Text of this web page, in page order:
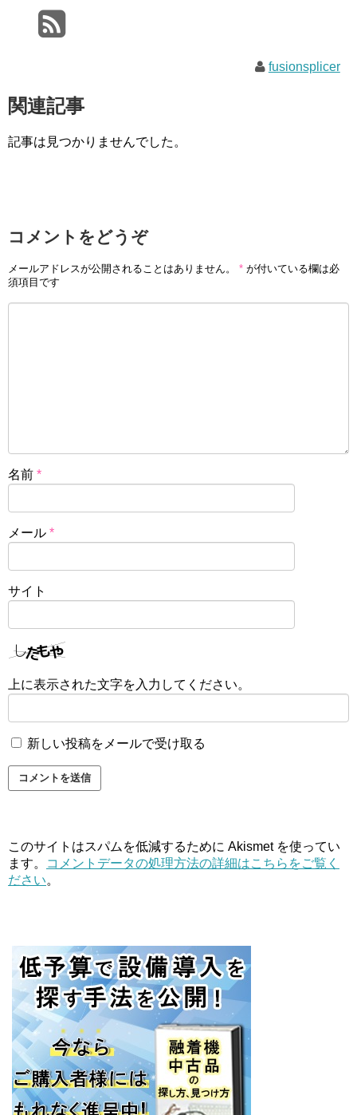
fusionsplicer
関連記事
記事は見つかりませんでした。
コメントをどうぞ
メールアドレスが公開されることはありません。 * が付いている欄は必
須項目です
名前 *
メール *
サイト
上に表示された文字を入力してください。
新しい投稿をメールで受け取る
このサイトはスパムを低減するために Akismet を使ってい
ます。
コメントデータの処理方法の詳細はこちらをご覧く
ださい。